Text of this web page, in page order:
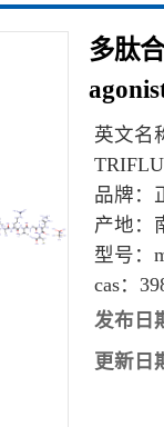
多肽
英文名
品牌：
产地：
型号：
cas：
发布日
更新日